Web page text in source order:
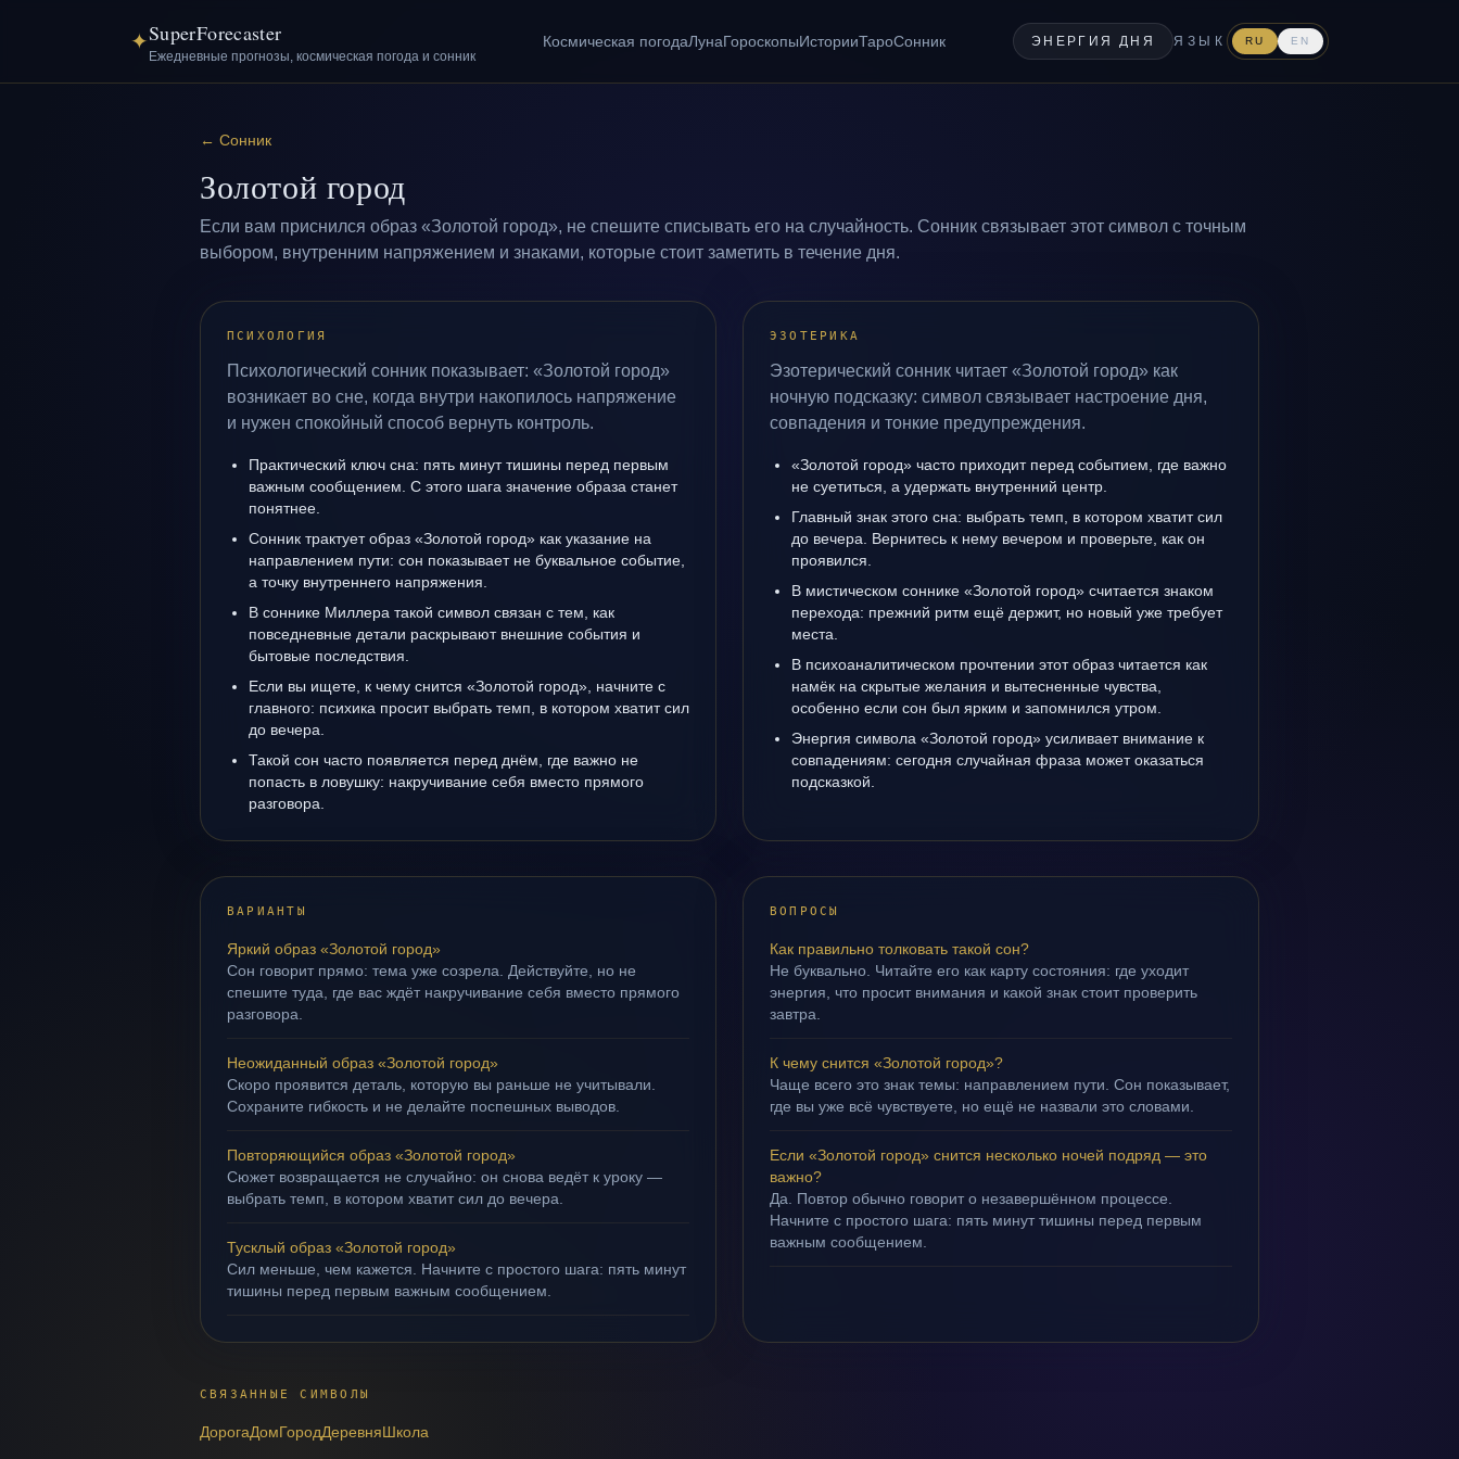
✦SuperForecaster
Ежедневные прогнозы, космическая погода и сонник
Космическая погодаЛунаГороскопыИсторииТароСонник ЭНЕРГИЯ ДНЯ ЯЗЫК RU EN
← Сонник
Золотой город
Если вам приснился образ «Золотой город», не спешите списывать его на случайность. Сонник связывает этот символ с точным
выбором, внутренним напряжением и знаками, которые стоит заметить в течение дня.
ПСИХОЛОГИЯ
Психологический сонник показывает: «Золотой город»
возникает во сне, когда внутри накопилось напряжение
и нужен спокойный способ вернуть контроль.
Практический ключ сна: пять минут тишины перед первым
важным сообщением. С этого шага значение образа станет
понятнее.
Сонник трактует образ «Золотой город» как указание на
направлением пути: сон показывает не буквальное событие,
а точку внутреннего напряжения.
В соннике Миллера такой символ связан с тем, как
повседневные детали раскрывают внешние события и
бытовые последствия.
Если вы ищете, к чему снится «Золотой город», начните с
главного: психика просит выбрать темп, в котором хватит сил
до вечера.
Такой сон часто появляется перед днём, где важно не
попасть в ловушку: накручивание себя вместо прямого
разговора.
ЭЗОТЕРИКА
Эзотерический сонник читает «Золотой город» как
ночную подсказку: символ связывает настроение дня,
совпадения и тонкие предупреждения.
«Золотой город» часто приходит перед событием, где важно
не суетиться, а удержать внутренний центр.
Главный знак этого сна: выбрать темп, в котором хватит сил
до вечера. Вернитесь к нему вечером и проверьте, как он
проявился.
В мистическом соннике «Золотой город» считается знаком
перехода: прежний ритм ещё держит, но новый уже требует
места.
В психоаналитическом прочтении этот образ читается как
намёк на скрытые желания и вытесненные чувства,
особенно если сон был ярким и запомнился утром.
Энергия символа «Золотой город» усиливает внимание к
совпадениям: сегодня случайная фраза может оказаться
подсказкой.
ВАРИАНТЫ
Яркий образ «Золотой город»
Сон говорит прямо: тема уже созрела. Действуйте, но не
спешите туда, где вас ждёт накручивание себя вместо прямого
разговора.
Неожиданный образ «Золотой город»
Скоро проявится деталь, которую вы раньше не учитывали.
Сохраните гибкость и не делайте поспешных выводов.
Повторяющийся образ «Золотой город»
Сюжет возвращается не случайно: он снова ведёт к уроку —
выбрать темп, в котором хватит сил до вечера.
Тусклый образ «Золотой город»
Сил меньше, чем кажется. Начните с простого шага: пять минут
тишины перед первым важным сообщением.
ВОПРОСЫ
Как правильно толковать такой сон?
Не буквально. Читайте его как карту состояния: где уходит
энергия, что просит внимания и какой знак стоит проверить
завтра.
К чему снится «Золотой город»?
Чаще всего это знак темы: направлением пути. Сон показывает,
где вы уже всё чувствуете, но ещё не назвали это словами.
Если «Золотой город» снится несколько ночей подряд — это
важно?
Да. Повтор обычно говорит о незавершённом процессе.
Начните с простого шага: пять минут тишины перед первым
важным сообщением.
СВЯЗАННЫЕ СИМВОЛЫ
ДорогаДомГородДеревняШкола